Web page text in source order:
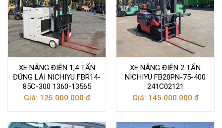
XE NÂNG ĐIỆN 1,4 TẤN
ĐỨNG LÁI NICHIYU FBR14-
85C-300 1360-13565
Giá: 125.000.000 đ
XE NÂNG ĐIỆN 2 TẤN
NICHIYU FB20PN-75-400
241C02121
Giá: 145.000.000 đ